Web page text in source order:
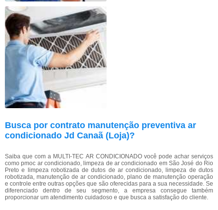
Busca por contrato manutenção preventiva ar
condicionado Jd Canaã (Loja)?
Saiba que com a MULTI-TEC AR CONDICIONADO você pode achar serviços
como pmoc ar condicionado, limpeza de ar condicionado em São José do Rio
Preto e limpeza robotizada de dutos de ar condicionado, limpeza de dutos
robotizada, manutenção de ar condicionado, plano de manutenção operação
e controle entre outras opções que são oferecidas para a sua necessidade. Se
diferenciado dentro de seu segmento, a empresa consegue também
proporcionar um atendimento cuidadoso e que busca a satisfação do cliente.